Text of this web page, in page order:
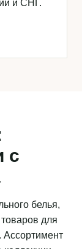
и СНГ.
с
белья,
для
Ассортимент